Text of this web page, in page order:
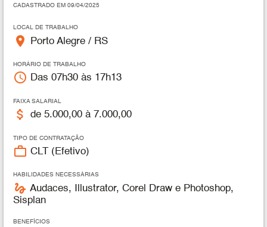
CADASTRADO EM 09/04/2025
LOCAL DE TRABALHO
place Porto Alegre / RS
HORÁRIO DE TRABALHO
access_time Das 07h30 às 17h13
FAIXA SALARIAL
attach_money de 5.000,00 à 7.000,00
TIPO DE CONTRATAÇÃO
work_outline CLT (Efetivo)
HABILIDADES NECESSÁRIAS
gesture Audaces, Illustrator, Corel Draw e Photoshop,
Sisplan
BENEFÍCIOS